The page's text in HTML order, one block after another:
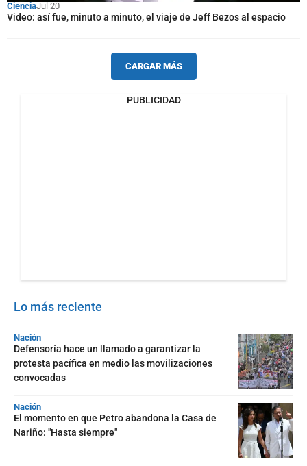
CienciaJul 20
Video: así fue, minuto a minuto, el viaje de Jeff Bezos al espacio
CARGAR MÁS
PUBLICIDAD
Lo más reciente
Nación
Defensoría hace un llamado a garantizar la
protesta pacífica en medio las movilizaciones
convocadas
Nación
El momento en que Petro abandona la Casa de
Nariño: "Hasta siempre"